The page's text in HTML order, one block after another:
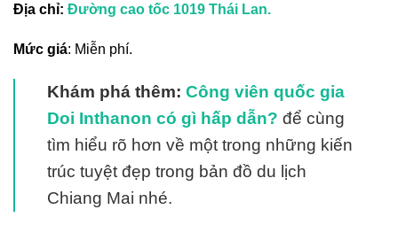
Địa chỉ: Đường cao tốc 1019 Thái Lan.
Mức giá: Miễn phí.
Khám phá thêm: Công viên quốc gia
Doi Inthanon có gì hấp dẫn? để cùng
tìm hiểu rõ hơn về một trong những kiến
trúc tuyệt đẹp trong bản đồ du lịch
Chiang Mai nhé.